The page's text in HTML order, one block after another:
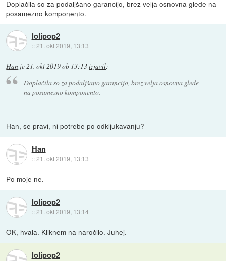
Doplačila so za podaljšano garancijo, brez velja osnovna glede na
posamezno komponento.
lolipop2
::21. okt 2019, 13:13
Han je 21. okt 2019 ob 13:13izjavil:
Doplačila so za podaljšano garancijo, brez velja osnovna glede
na posamezno komponento.
Han, se pravi, ni potrebe po odkljukavanju?
Han
::21. okt 2019, 13:13
Po moje ne.
lolipop2
::21. okt 2019, 13:14
OK, hvala. Kliknem na naročilo. Juhej.
lolipop2